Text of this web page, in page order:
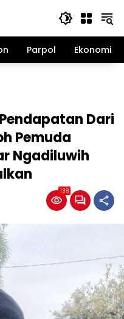
Parpol Ekonomi
Dari
Pemuda
Ngadiluwih
138